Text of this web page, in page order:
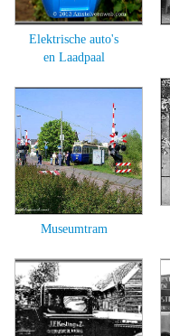
Elektrische auto's
en Laadpaal
Museumtram